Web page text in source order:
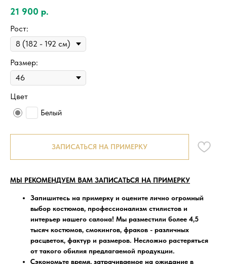
21 900 р.
Рост:
Размер:
Цвет
Белый
ЗАПИСАТЬСЯ НА ПРИМЕРКУ
МЫ РЕКОМЕНДУЕМ ВАМ ЗАПИСАТЬСЯ НА ПРИМЕРКУ
Запишитесь на примерку и оцените лично огромный
выбор костюмов, профессионализм стилистов и
интерьер нашего салона! Мы разместили более 4,5
тысяч костюмов, смокингов, фраков - различных
расцветок, фактур и размеров. Несложно растеряться
от такого обилия предлагаемой продукции.
Сэкономьте время, затрачиваемое на ожидание в